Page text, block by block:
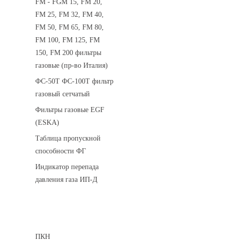
FM - FGM 15, FM 20,
FM 25, FM 32, FM 40,
FM 50, FM 65, FM 80,
FM 100, FM 125, FM
150, FM 200 фильтры
газовые (пр-во Италия)
ФС-50Т ФС-100Т фильтр
газовый сетчатый
Фильтры газовые EGF
(ESKA)
Таблица пропускной
способности ФГ
Индикатор перепада
давления газа ИП-Д
ПКН